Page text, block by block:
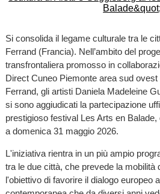
Si consolida il legame culturale tra le
Ferrand (Francia). Nell’ambito del
transfrontaliera promosso in
Direct Cuneo Piemonte area sud
Ferrand, gli artisti Daniela Madeleine
si sono aggiudicati la partecipazione
prestigioso festival Les Arts en
a domenica 31 maggio 2026.
L'iniziativa rientra in un più ampio
tra le due città, che prevede la mobilità
l'obiettivo di favorire il dialogo europeo